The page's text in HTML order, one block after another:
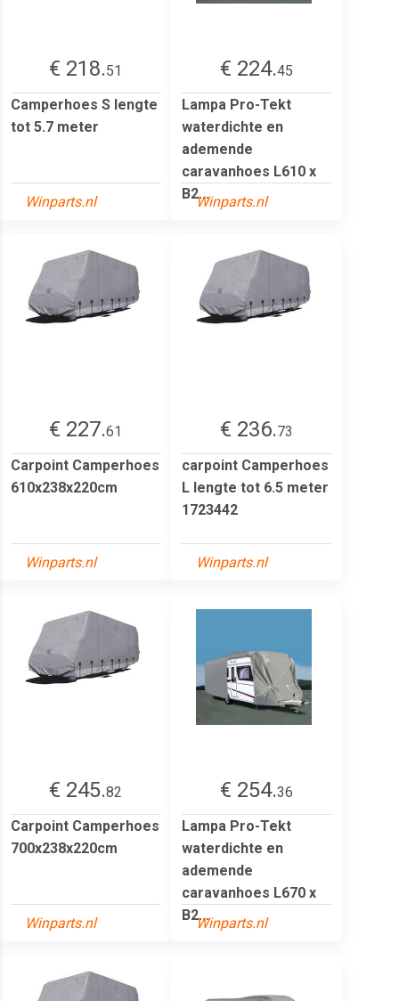
€ 218.51
Camperhoes S lengte
tot 5.7 meter
Winparts.nl
€ 224.45
Lampa Pro-Tekt
waterdichte en
ademende
caravanhoes L610 x
B2...Winparts.nl
€ 227.61
Carpoint Camperhoes
610x238x220cm
Winparts.nl
€ 236.73
carpoint Camperhoes
L lengte tot 6.5 meter
1723442
Winparts.nl
€ 245.82
Carpoint Camperhoes
700x238x220cm
Winparts.nl
€ 254.36
Lampa Pro-Tekt
waterdichte en
ademende
caravanhoes L670 x
B2...Winparts.nl